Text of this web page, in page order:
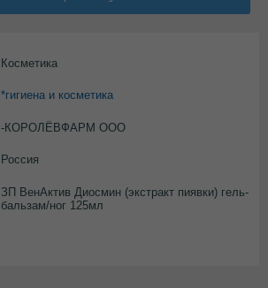
Косметика
*гигиена и косметика
-КОРОЛЁВФАРМ ООО
Россия
ЗП ВенАктив Диосмин (экстракт пиявки) гель-
бальзам/ног 125мл